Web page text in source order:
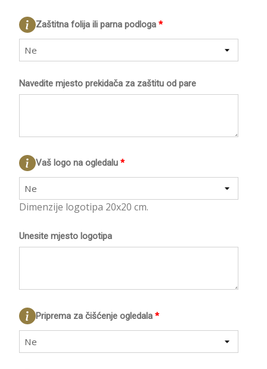
*
Zaštitna folija ili parna podloga
Ne
Navedite mjesto prekidača za zaštitu od pare
*
Vaš logo na ogledalu
Ne
Dimenzije logotipa 20x20 cm.
Unesite mjesto logotipa
*
Priprema za čišćenje ogledala
Ne